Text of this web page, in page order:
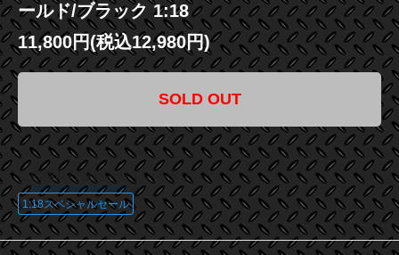
ールド/ブラック 1:18
11,800円(税込12,980円)
SOLD OUT
この商品に登録されているタグ
1:18スペシャルセール